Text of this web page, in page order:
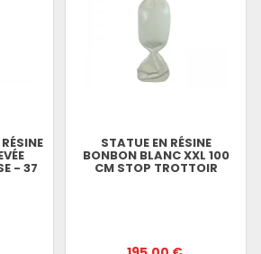
- 37
STATUE EN RÉSINE
BONBON BLANC XXL 100
CM STOP TROTTOIR